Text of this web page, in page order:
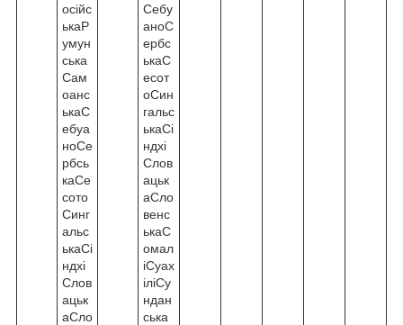
осійс
ькаР
умун
ська
Сам
оанс
ькаС
ебуа
ноСе
рбсь
каСе
сото
Синг
альс
ькаСі
ндхі
Слов
ацьк
аСло
Себу
аноС
ербс
ькаС
есот
оСин
гальс
ькаСі
ндхі
Слов
ацьк
аСло
венс
ькаС
омал
іСуах
іліСу
ндан
ська